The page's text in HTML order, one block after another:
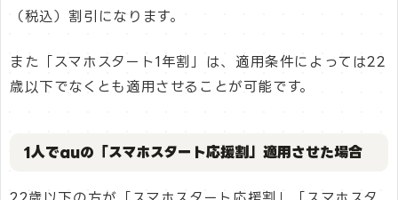
（税込）割引になります。
また「スマホスタート1年割」は、適用条件によっては22
歳以下でなくとも適用させることが可能です。
1人でauの「スマホスタート応援割」適用させた場合